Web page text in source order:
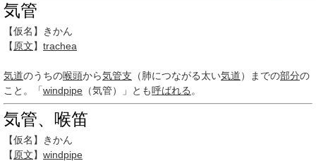
気管
【仮名】きかん
【 原文】 trachea
気道のうちの喉頭から気管支 （肺につながる太い気道）までの部分の
こと。「windpipe （気管）」とも呼ばれる 。
気管、喉笛
【仮名】きかん
【 原文】 windpipe